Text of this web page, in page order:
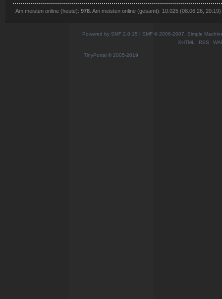
Am meisten online (heute):978 . Am meisten online (gesamt): 10.025 (08.06.26, 20:19)
Powered by SMF 2.0.15 | SMF © 2006-2007, Simple
XHTML
RSS
TinyPortal © 2005-2019